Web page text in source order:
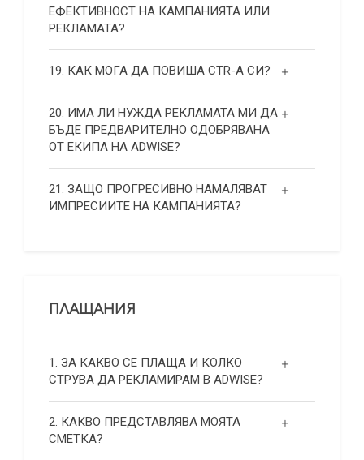
ЕФЕКТИВНОСТ НА КАМПАНИЯТА ИЛИ
РЕКЛАМАТА?
19. КАК МОГА ДА ПОВИША СТR-А СИ?
20. ИМА ЛИ НУЖДА РЕКЛАМАТА МИ ДА
БЪДЕ ПРЕДВАРИТЕЛНО ОДОБРЯВАНА
ОТ ЕКИПА НА ADWISE?
21. ЗАЩО ПРОГРЕСИВНО НАМАЛЯВАТ
ИМПРЕСИИТЕ НА КАМПАНИЯТА?
ПЛАЩАНИЯ
1. ЗА КАКВО СЕ ПЛАЩА И КОЛКО
СТРУВА ДА РЕКЛАМИРАМ В ADWISE?
2. КАКВО ПРЕДСТАВЛЯВА МОЯТА
СМЕТКА?